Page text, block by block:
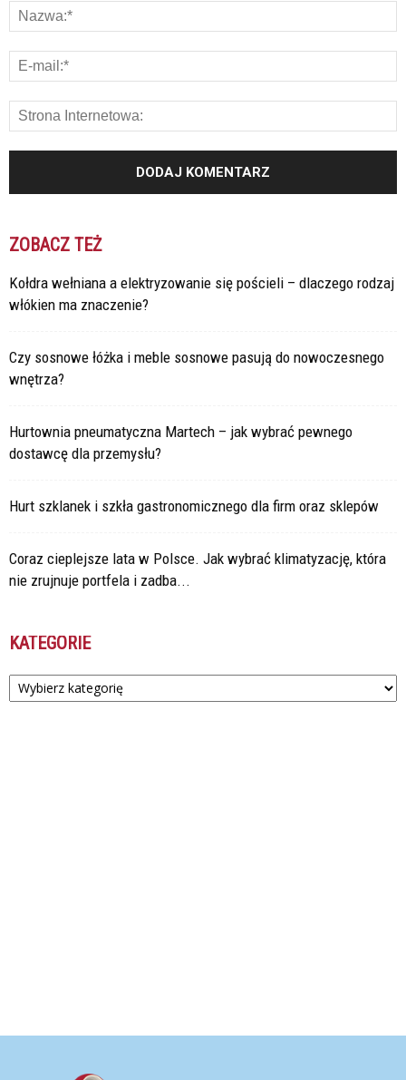
ZOBACZ TEŻ
Kołdra wełniana a elektryzowanie się pościeli – dlaczego rodzaj
włókien ma znaczenie?
Czy sosnowe łóżka i meble sosnowe pasują do nowoczesnego
wnętrza?
Hurtownia pneumatyczna Martech – jak wybrać pewnego
dostawcę dla przemysłu?
Hurt szklanek i szkła gastronomicznego dla firm oraz sklepów
Coraz cieplejsze lata w Polsce. Jak wybrać klimatyzację, która
nie zrujnuje portfela i zadba...
KATEGORIE
Kategorie